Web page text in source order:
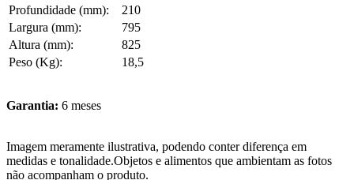
Profundidade (mm):
210
Largura (mm):
795
Altura (mm):
825
Peso (Kg):
18,5
Garantia: 6 meses
Imagem meramente ilustrativa, podendo conter diferença em
medidas e tonalidade.Objetos e alimentos que ambientam as fotos
não acompanham o produto.